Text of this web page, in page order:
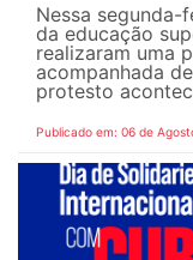
Nessa
da educação
realizaram uma
acompanhada
protesto
Publicado em: 06 de